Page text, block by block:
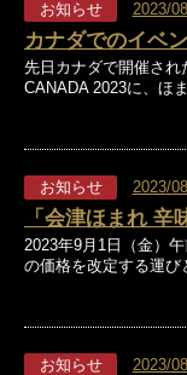
お知らせ 2023/
カナダでのイベ
先日カナダで開催され
CANADA 2023に、ほ
お知らせ 2023/
「会津ほまれ
2023年9月1日（金）
の価格を改定する運
お知らせ 2023/